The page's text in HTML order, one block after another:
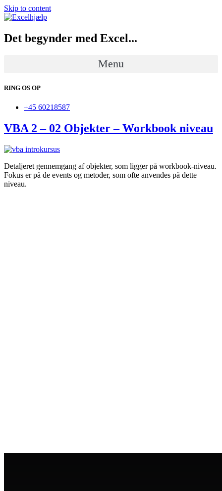
Skip to content
Det begynder med Excel...
Menu
RING OS OP
+45 60218587
VBA 2 – 02 Objekter – Workbook niveau
Detaljeret gennemgang af objekter, som ligger på workbook-niveau.
Fokus er på de events og metoder, som ofte anvendes på dette
niveau.